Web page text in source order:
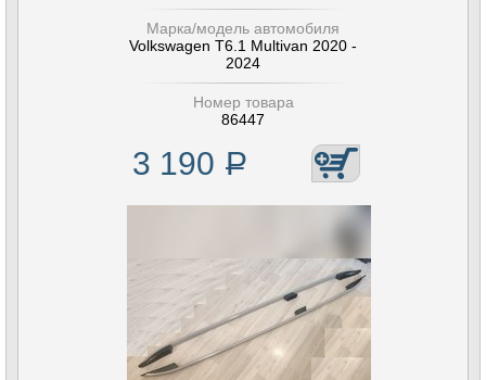
Марка/модель автомобиля
Volkswagen T6.1 Multivan 2020 -
2024
Номер товара
86447
3 190 Р